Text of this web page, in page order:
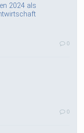
2024 als
0
0